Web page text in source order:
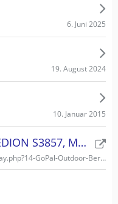
6. Juni 2025
19. August 2024
10. Januar 2015
MEDION Outdoor Navis (MEDION S3857, MEDION S3747)
http://www.gopal-navigator.de/forumdisplay.php?14-GoPal-Outdoor-Bereich